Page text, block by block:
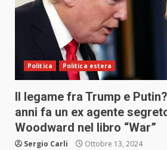
Politica Politica estera
Il legame fra Trump e
anni fa un ex agente
Woodward nel libro “War”
Sergio Carli Ottobre 13, 2024